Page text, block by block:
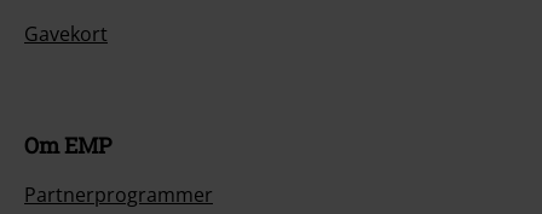
Gavekort
Om EMP
Partnerprogrammer